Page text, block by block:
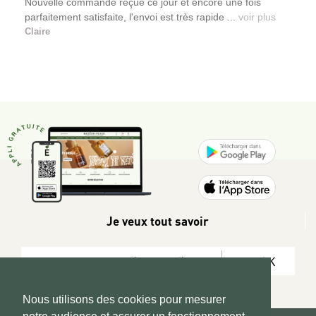
Nous utilisons des cookies pour mesurer
parfaitement satisfaite, l'envoi est très rapide ... voir plus
Claire
Je veux tout savoir
OK